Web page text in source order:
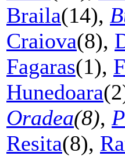
Braila(14),
Craiova(8),
Fagaras(1),
Hunedoara
Oradea(8),
Resita(8),